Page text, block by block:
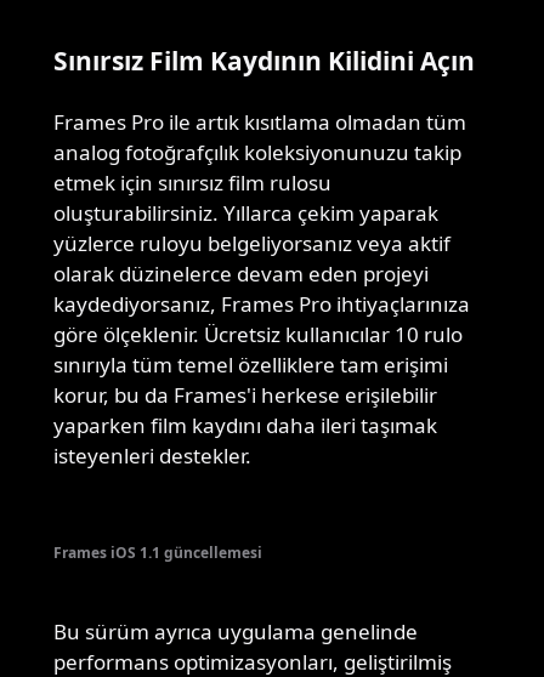
Sınırsız Film Kaydının Kilidini Açın
Frames Pro ile artık kısıtlama olmadan tüm
analog fotoğrafçılık koleksiyonunuzu takip
etmek için sınırsız film rulosu
oluşturabilirsiniz. Yıllarca çekim yaparak
yüzlerce ruloyu belgeliyorsanız veya aktif
olarak düzinelerce devam eden projeyi
kaydediyorsanız, Frames Pro ihtiyaçlarınıza
göre ölçeklenir. Ücretsiz kullanıcılar 10 rulo
sınırıyla tüm temel özelliklere tam erişimi
korur, bu da Frames'i herkese erişilebilir
yaparken film kaydını daha ileri taşımak
isteyenleri destekler.
Frames iOS 1.1 güncellemesi
Bu sürüm ayrıca uygulama genelinde
performans optimizasyonları, geliştirilmiş